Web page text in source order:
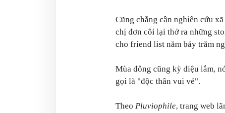
Cũng chẳng cần nghiên cứu
chị đơn côi lại thở ra những
cho friend list năm bảy trăm
Mùa đông cũng kỳ diệu lắm,
gọi là "độc thân vui vẻ".
Theo Pluviophile, trang web